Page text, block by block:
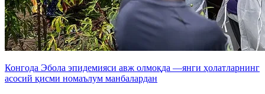
Конгода Эбола эпидемияси авж олмоқда —янги ҳолатларнинг
асосий қисми номаълум манбалардан